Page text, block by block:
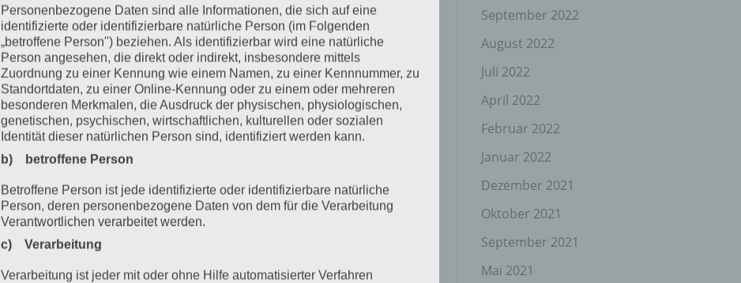
September 2022
August 2022
Juli 2022
April 2022
Februar 2022
Januar 2022
Dezember 2021
Oktober 2021
September 2021
Mai 2021
Personenbezogene Daten sind alle Informationen, die sich auf eine
identifizierte oder identifizierbare natürliche Person (im Folgenden
„betroffene Person") beziehen. Als identifizierbar wird eine natürliche
Person angesehen, die direkt oder indirekt, insbesondere mittels
Zuordnung zu einer Kennung wie einem Namen, zu einer Kennnummer, zu
Standortdaten, zu einer Online-Kennung oder zu einem oder mehreren
besonderen Merkmalen, die Ausdruck der physischen, physiologischen,
genetischen, psychischen, wirtschaftlichen, kulturellen oder sozialen
Identität dieser natürlichen Person sind, identifiziert werden kann.
b) betroffene Person
Betroffene Person ist jede identifizierte oder identifizierbare natürliche
Person, deren personenbezogene Daten von dem für die Verarbeitung
Verantwortlichen verarbeitet werden.
c) Verarbeitung
Verarbeitung ist jeder mit oder ohne Hilfe automatisierter Verfahren